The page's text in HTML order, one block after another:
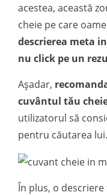
acestea, această
cheie pe care
descrierea meta
nu click pe un
Așadar,
cuvântul tău
utilizatorul să
pentru căutarea lui.
În plus, o